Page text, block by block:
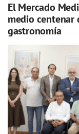
El Mercado
medio centenar
gastronomía